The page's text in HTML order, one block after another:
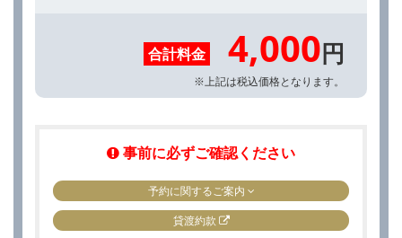
合計料金 4,000円
※上記は税込価格となります。
事前に必ずご確認ください
予約に関するご案内
貸渡約款